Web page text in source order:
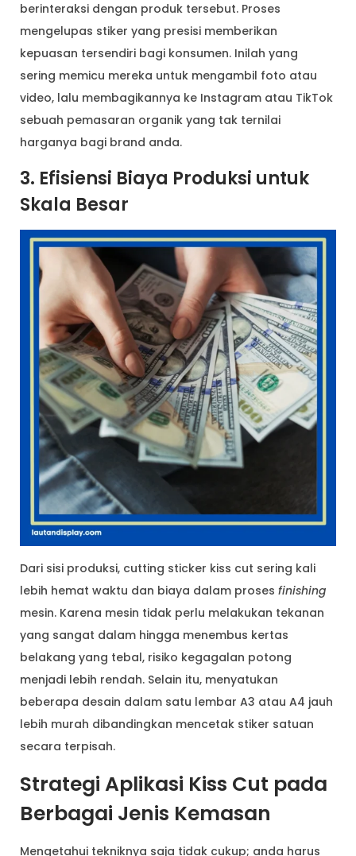
berinteraksi dengan produk tersebut. Proses
mengelupas stiker yang presisi memberikan
kepuasan tersendiri bagi konsumen. Inilah yang
sering memicu mereka untuk mengambil foto atau
video, lalu membagikannya ke Instagram atau TikTok
sebuah pemasaran organik yang tak ternilai
harganya bagi brand anda.
3. Efisiensi Biaya Produksi untuk
Skala Besar
Dari sisi produksi, cutting sticker kiss cut sering kali
lebih hemat waktu dan biaya dalam proses finishing
mesin. Karena mesin tidak perlu melakukan tekanan
yang sangat dalam hingga menembus kertas
belakang yang tebal, risiko kegagalan potong
menjadi lebih rendah. Selain itu, menyatukan
beberapa desain dalam satu lembar A3 atau A4 jauh
lebih murah dibandingkan mencetak stiker satuan
secara terpisah.
Strategi Aplikasi Kiss Cut pada
Berbagai Jenis Kemasan
Mengetahui tekniknya saja tidak cukup; anda harus